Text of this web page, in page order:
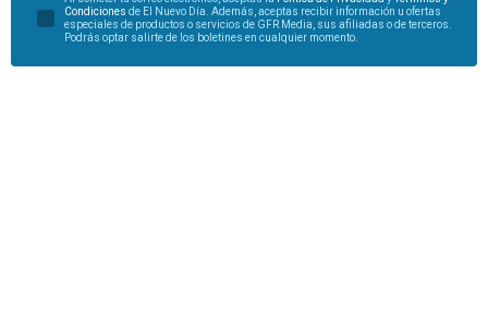
Condiciones de El Nuevo Día. Además, aceptas recibir información u ofertas
especiales de productos o servicios de GFR Media, sus afiliadas o de terceros.
Podrás optar salirte de los boletines en cualquier momento.